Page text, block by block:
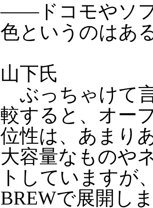
――ドコモやソフ
色というのはあ
山下氏
ぶっちゃけて
較すると、オー
位性は、あまり
大容量なものや
トしていますが
BREWで展開し